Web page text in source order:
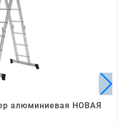
алюминиевая НОВАЯ